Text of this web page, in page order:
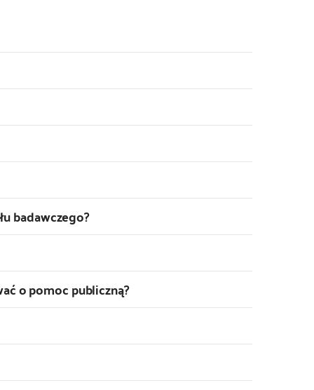
badawczego?
o pomoc publiczną?